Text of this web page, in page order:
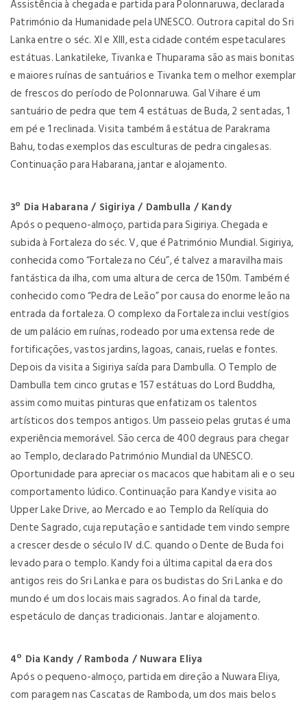
Assistência à chegada e partida para Polonnaruwa, declarada
Património da Humanidade pela UNESCO. Outrora capital do Sri
Lanka entre o séc. XI e XIII, esta cidade contém espetaculares
estátuas. Lankatileke, Tivanka e Thuparama são as mais bonitas
e maiores ruínas de santuários e Tivanka tem o melhor exemplar
de frescos do período de Polonnaruwa. Gal Vihare é um
santuário de pedra que tem 4 estátuas de Buda, 2 sentadas, 1
em pé e 1 reclinada. Visita também â estátua de Parakrama
Bahu, todas exemplos das esculturas de pedra cingalesas.
Continuação para Habarana, jantar e alojamento.
3º Dia Habarana / Sigiriya / Dambulla / Kandy
Após o pequeno-almoço, partida para Sigiriya. Chegada e
subida à Fortaleza do séc. V, que é Património Mundial. Sigiriya,
conhecida como “Fortaleza no Céu”, é talvez a maravilha mais
fantástica da ilha, com uma altura de cerca de 150m. Também é
conhecido como “Pedra de Leão” por causa do enorme leão na
entrada da fortaleza. O complexo da Fortaleza inclui vestígios
de um palácio em ruínas, rodeado por uma extensa rede de
fortificações, vastos jardins, lagoas, canais, ruelas e fontes.
Depois da visita a Sigiriya saída para Dambulla. O Templo de
Dambulla tem cinco grutas e 157 estátuas do Lord Buddha,
assim como muitas pinturas que enfatizam os talentos
artísticos dos tempos antigos. Um passeio pelas grutas é uma
experiência memorável. São cerca de 400 degraus para chegar
ao Templo, declarado Património Mundial da UNESCO.
Oportunidade para apreciar os macacos que habitam ali e o seu
comportamento lúdico. Continuação para Kandy e visita ao
Upper Lake Drive, ao Mercado e ao Templo da Relíquia do
Dente Sagrado, cuja reputação e santidade tem vindo sempre
a crescer desde o século IV d.C. quando o Dente de Buda foi
levado para o templo. Kandy foi a última capital da era dos
antigos reis do Sri Lanka e para os budistas do Sri Lanka e do
mundo é um dos locais mais sagrados. Ao final da tarde,
espetáculo de danças tradicionais. Jantar e alojamento.
4º Dia Kandy / Ramboda / Nuwara Eliya
Após o pequeno-almoço, partida em direção a Nuwara Eliya,
com paragem nas Cascatas de Ramboda, um dos mais belos